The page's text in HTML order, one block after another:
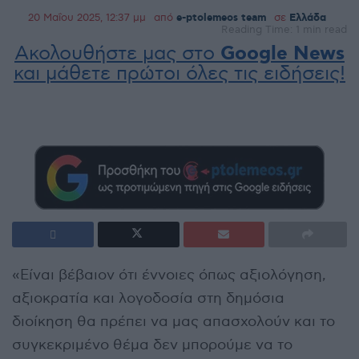
20 Μαΐου 2025, 12:37 μμ από e-ptolemeos team σε Ελλάδα
Reading Time: 1 min read
Ακολουθήστε μας στο Google News
και μάθετε πρώτοι όλες τις ειδήσεις!
«Είναι βέβαιον ότι έννοιες όπως αξιολόγηση,
αξιοκρατία και λογοδοσία στη δημόσια
διοίκηση θα πρέπει να μας απασχολούν και το
συγκεκριμένο θέμα δεν μπορούμε να το